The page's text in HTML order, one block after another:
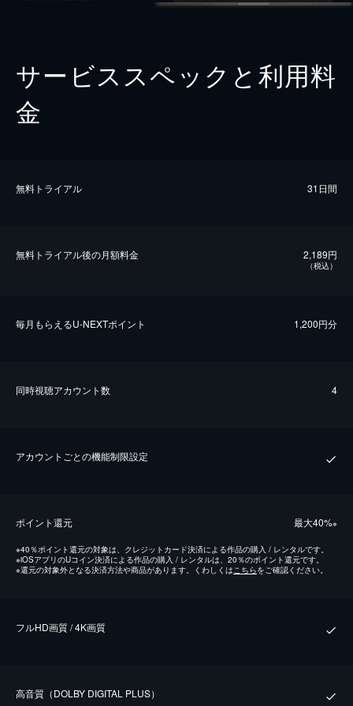
サービススペックと利用料
金
無料トライアル 31日間
無料トライアル後の⽉額料金 2,189円
（税込）
毎⽉もらえるU-NEXTポイント 1,200円分
同時視聴アカウント数 4
アカウントごとの機能制限設定
ポイント還元 最⼤40%※
※40％ポイント還元の対象は、クレジットカード決済による作品の購入 / レンタルです。
※iOSアプリのUコイン決済による作品の購入 / レンタルは、20％のポイント還元です。
※還元の対象外となる決済方法や商品があります。くわしくはこちらをご確認ください。
フルHD画質 / 4K画質
⾼⾳質（DOLBY DIGITAL PLUS）